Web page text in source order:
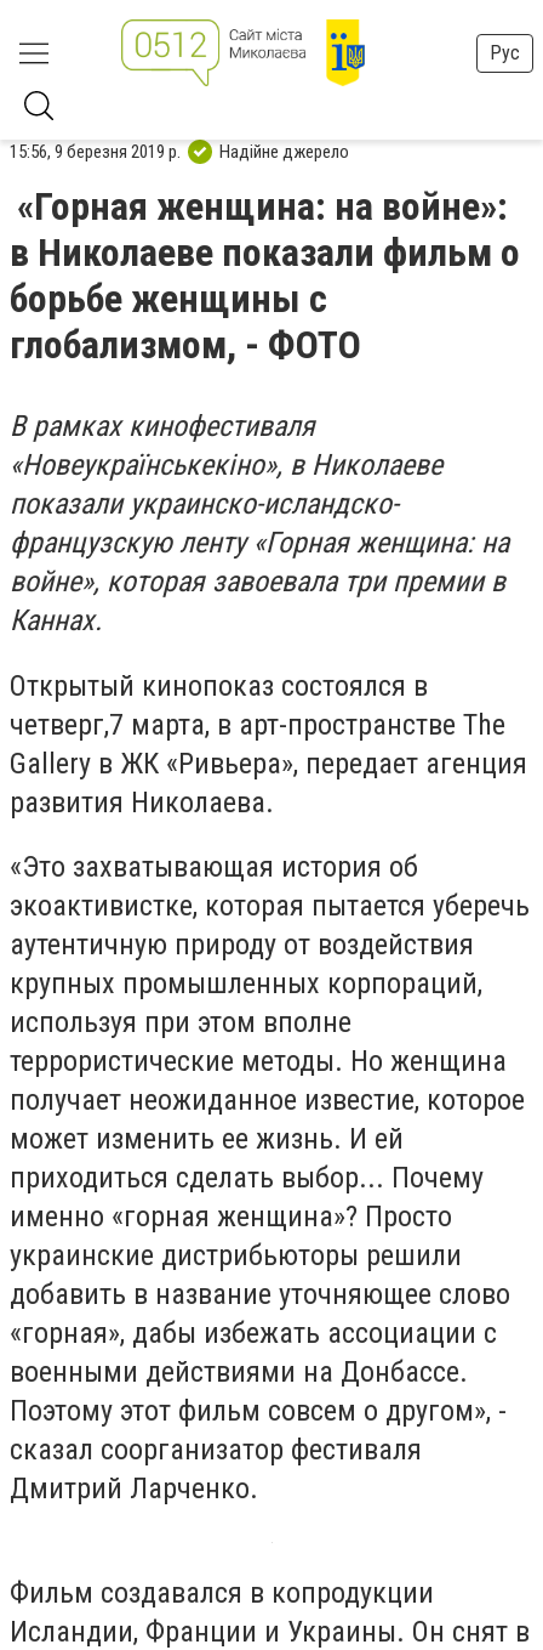
Рус
15:56, 9 березня 2019 р. Надійне джерело
«Горная женщина: на войне»:
в Николаеве показали фильм о
борьбе женщины с
глобализмом, - ФОТО
В рамках кинофестиваля
«Новеукраїнськекіно», в Николаеве
показали украинско-исландско-
французскую ленту «Горная женщина: на
войне», которая завоевала три премии в
Каннах.
Открытый кинопоказ состоялся в
четверг,7 марта, в арт-пространстве The
Gallery в ЖК «Ривьера», передает агенция
развития Николаева.
«Это захватывающая история об
экоактивистке, которая пытается уберечь
аутентичную природу от воздействия
крупных промышленных корпораций,
используя при этом вполне
террористические методы. Но женщина
получает неожиданное известие, которое
может изменить ее жизнь. И ей
приходиться сделать выбор... Почему
именно «горная женщина»? Просто
украинские дистрибьюторы решили
добавить в название уточняющее слово
«горная», дабы избежать ассоциации с
военными действиями на Донбассе.
Поэтому этот фильм совсем о другом», -
сказал соорганизатор фестиваля
Дмитрий Ларченко.
Фильм создавался в копродукции
Исландии, Франции и Украины. Он снят в